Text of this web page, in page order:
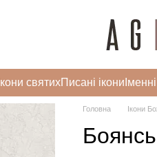
Ікони святихПисані ікони
Головна Ікони